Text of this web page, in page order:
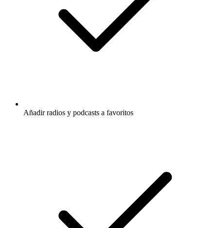
Añadir radios y podcasts a favoritos